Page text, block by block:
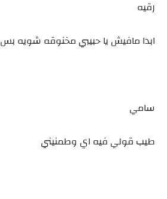
رقيه
ابدا مافيش يا حبيبي مخنوقه شويه بس
سامي
طيب قولي فيه اي وطمنيني